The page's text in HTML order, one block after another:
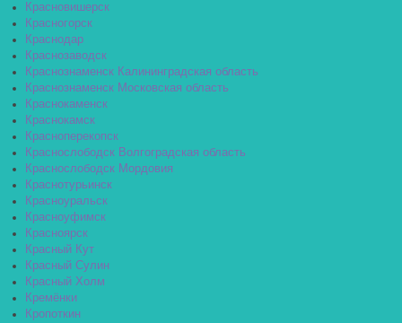
Красновишерск
Красногорск
Краснодар
Краснозаводск
Краснознаменск Калининградская область
Краснознаменск Московская область
Краснокаменск
Краснокамск
Красноперекопск
Краснослободск Волгоградская область
Краснослободск Мордовия
Краснотурьинск
Красноуральск
Красноуфимск
Красноярск
Красный Кут
Красный Сулин
Красный Холм
Кремёнки
Кропоткин